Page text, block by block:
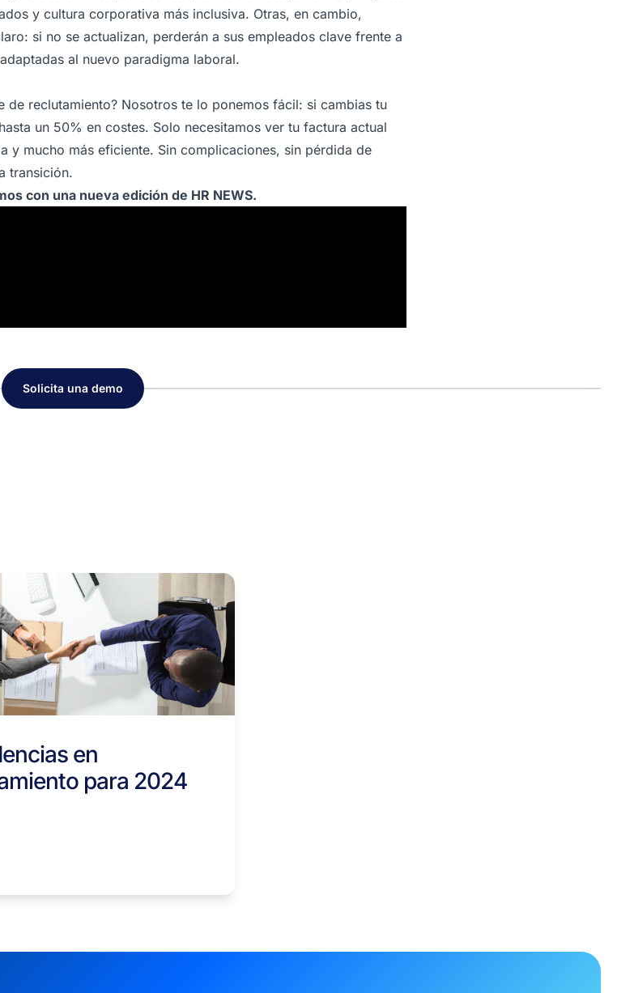
y cultura corporativa más inclusiva. Otras, en cambio,
si no se actualizan, perderán a sus empleados clave frente a
al nuevo paradigma laboral.
de reclutamiento? Nosotros te lo ponemos fácil: si cambias tu
un 50% en costes. Solo necesitamos ver tu factura actual
y mucho más eficiente. Sin complicaciones, sin pérdida de
transición.
con una nueva edición de HR NEWS.
Solicita una demo
en
para 2024